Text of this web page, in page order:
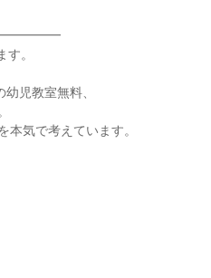
。
児教室無料、
本気で考えています。